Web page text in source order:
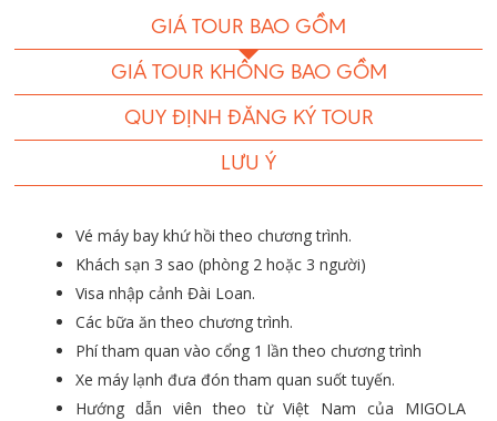
GIÁ TOUR BAO GỒM
GIÁ TOUR KHÔNG BAO GỒM
QUY ĐỊNH ĐĂNG KÝ TOUR
LƯU Ý
Vé máy bay khứ hồi theo chương trình.
Khách sạn 3 sao (phòng 2 hoặc 3 người)
Visa nhập cảnh Đài Loan.
Các bữa ăn theo chương trình.
Phí tham quan vào cổng 1 lần theo chương trình
Xe máy lạnh đưa đón tham quan suốt tuyến.
Hướng dẫn viên theo từ Việt Nam của MIGOLA